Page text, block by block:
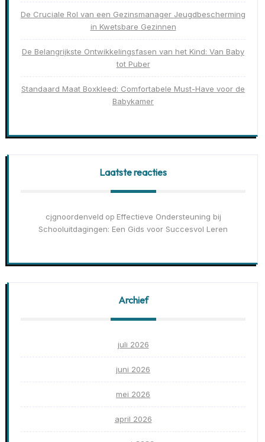
De Cruciale Rol van een Gezinsmanager Jeugdbescherming
in Kwetsbare Gezinnen
De Belangrijkste Ontwikkelingsfasen van het Kind: Van Baby
tot Puber
Standaard Maat Boxkleed: Comfortabele Must-Have voor de
Babykamer
Laatste reacties
cjgnoordenveld op Effectieve Ondersteuning bij
Schooluitdagingen: Een Gids voor Succesvol Leren
Archief
juli 2026
juni 2026
mei 2026
april 2026